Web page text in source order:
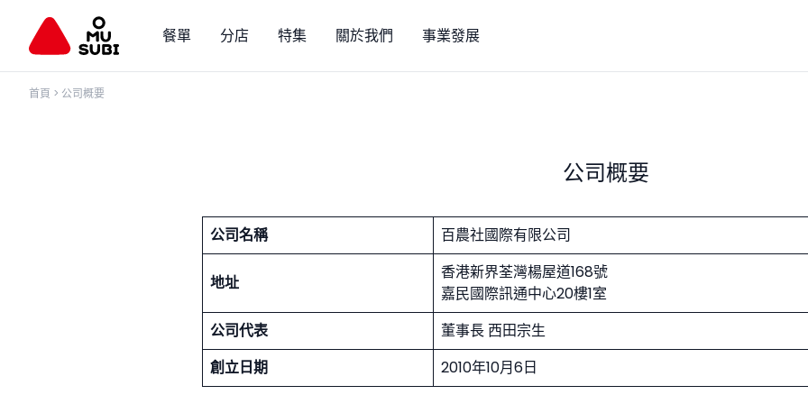
餐單 分店 特集 關於我們 事業發展
首頁 > 公司概要
公司概要
公司名稱 百農社國際有限公司
地址
香港新界荃灣楊屋道168號
嘉民國際訊通中心20樓1室
公司代表
董事長 西田宗生
創立日期
2010年10月6日